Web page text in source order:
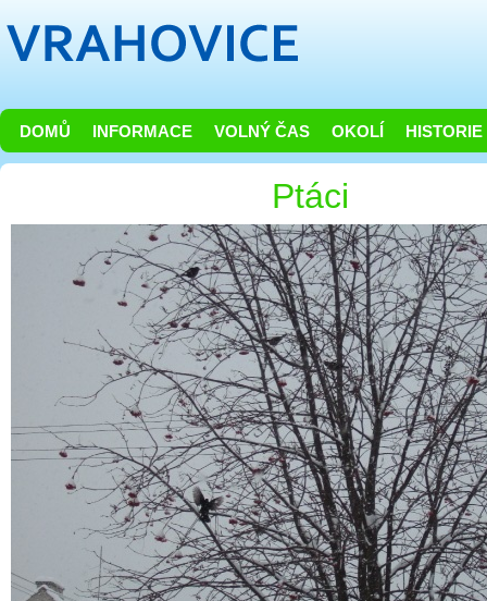
DOMŮ INFORMACE VOLNÝ ČAS OKOLÍ HISTORIE
Ptáci